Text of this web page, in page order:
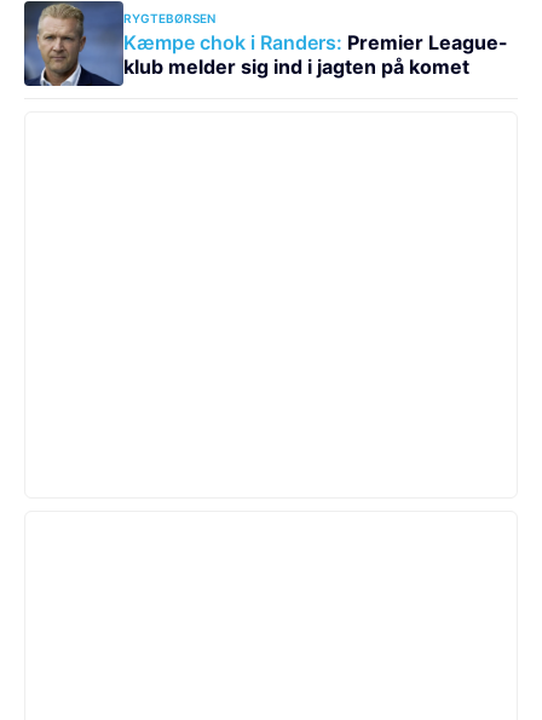
RYGTEBØRSEN
Kæmpe chok i Randers: Premier League-
klub melder sig ind i jagten på komet